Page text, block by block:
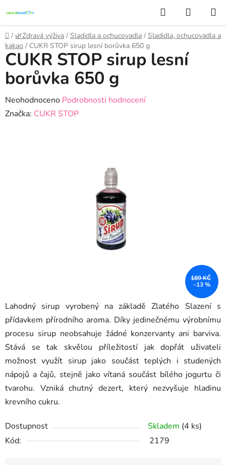
na
obsah
Hledat
KOŠÍK
Domů
/ 🌿Zdravá výživa / Sladidla a ochucovadla / Sladidla, ochucovadla a
kakao / CUKR STOP sirup lesní borůvka 650 g
Lahodný sirup vyrobený na základě Zlatého Slazení s
přídavkem přírodního aroma. Díky jedinečnému výrobnímu
procesu sirup neobsahuje žádné konzervanty ani barviva.
Stává se tak skvělou příležitostí jak dopřát uživateli
možnost využít sirup jako součást teplých i studených
nápojů a čajů, stejně jako vítaná součást bílého jogurtu či
tvarohu. Vzniká chutný dezert, který nezvyšuje hladinu
krevního cukru.
Dostupnost Skladem (4 ks)
Kód:
2179
CUKR STOP sirup lesní
borůvka 650 g
Průměrné
hodnocení
Neohodnoceno Podrobnosti hodnocení
Značka: CUKR STOP
189 KČ
–13 %